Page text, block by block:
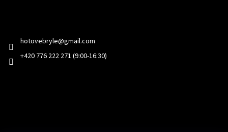
hotovebryle@gmail.com
+420 776 222 271 (9:00-16:30)